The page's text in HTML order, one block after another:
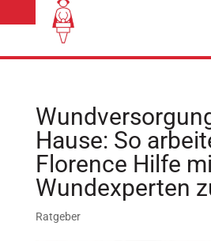
Hause: So
Florence Hilfe
Wundexperten
Ratgeber